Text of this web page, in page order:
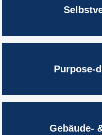
Purpose-
Gebäude-